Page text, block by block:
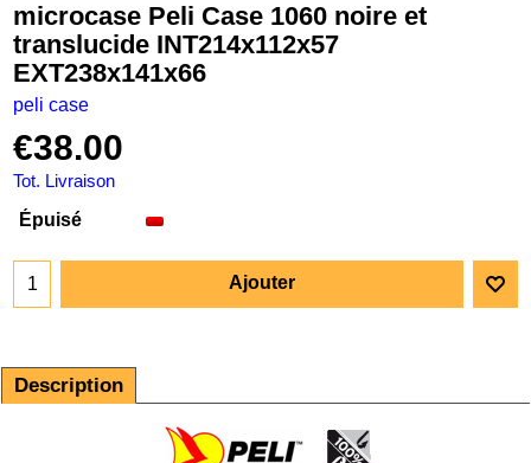
microcase Peli Case 1060 noire et
translucide INT214x112x57
EXT238x141x66
peli case
€38.00
Tot. Livraison
Épuisé
Ajouter
Description